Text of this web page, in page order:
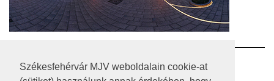
Székesfehérvár MJV weboldalain cookie-at
RSS